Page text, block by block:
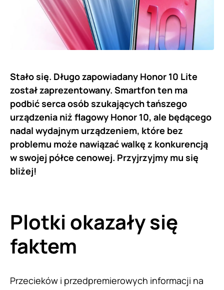
Stało się. Długo zapowiadany Honor 10 Lite
został zaprezentowany. Smartfon ten ma
podbić serca osób szukających tańszego
urządzenia niż flagowy Honor 10, ale będącego
nadal wydajnym urządzeniem, które bez
problemu może nawiązać walkę z konkurencją
w swojej półce cenowej. Przyjrzyjmy mu się
bliżej!
Plotki okazały się
faktem
Przecieków i przedpremierowych informacji na